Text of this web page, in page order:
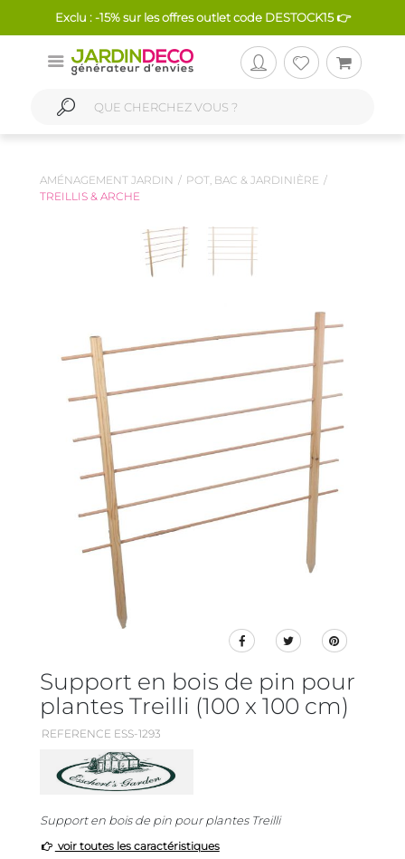
Exclu : -15% sur les offres outlet code DESTOCK15 👉
AMÉNAGEMENT JARDIN
POT, BAC & JARDINIÈRE
TREILLIS & ARCHE
Support en bois de pin pour
plantes Treilli (100 x 100 cm)
REFERENCE ESS-1293
Support en bois de pin pour plantes Treilli
voir toutes les caractéristiques